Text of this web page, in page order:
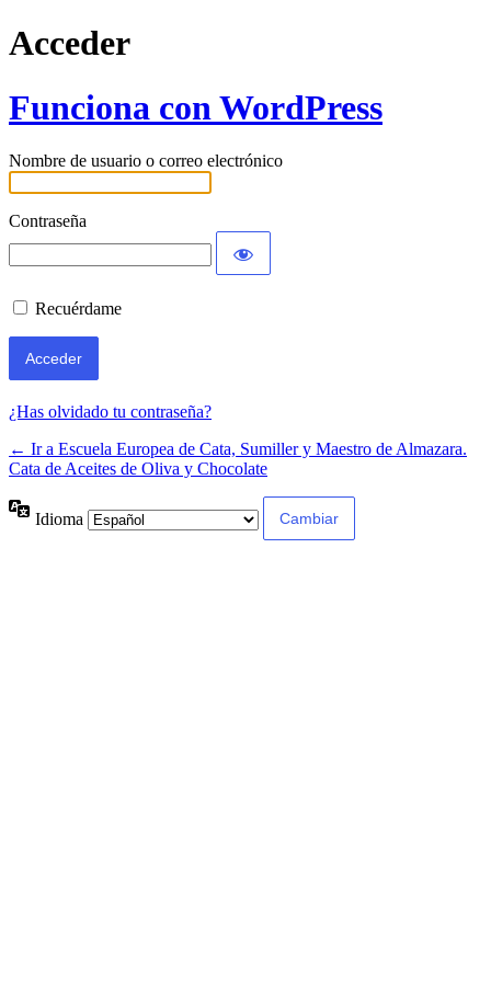
Acceder
Funciona con WordPress
Nombre de usuario o correo electrónico
Contraseña
Recuérdame
¿Has olvidado tu contraseña?
← Ir a Escuela Europea de Cata, Sumiller y Maestro de Almazara.
Cata de Aceites de Oliva y Chocolate
Idioma